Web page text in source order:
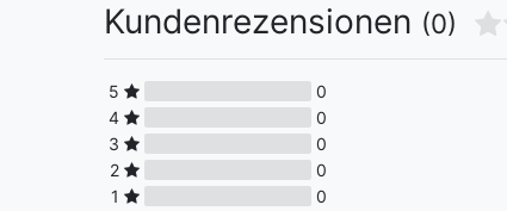
Kundenrezensionen (0)
5
0
4
0
3
0
2
0
1
0